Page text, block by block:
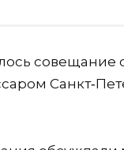
совещание